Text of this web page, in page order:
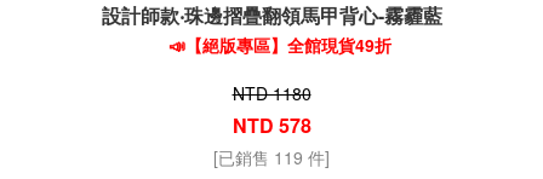
設計師款‧珠邊摺疊翻領馬甲背心-霧霾藍
📣【絕版專區】全館現貨49折
NTD 1180
NTD 578
[已銷售 119 件]